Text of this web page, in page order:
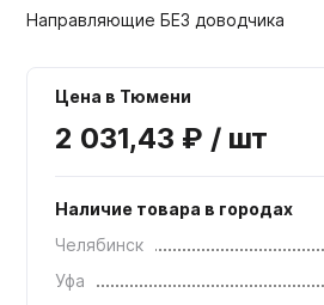
Направляющие БЕЗ доводчика
Цена в Тюмени
2 031,43 ₽ / шт
Наличие товара в городах
Челябинск
Уфа